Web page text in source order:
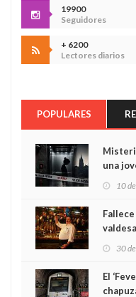
19900
Seguidores
+ 6200
Lectores diarios
POPULARES
una
10
30
El